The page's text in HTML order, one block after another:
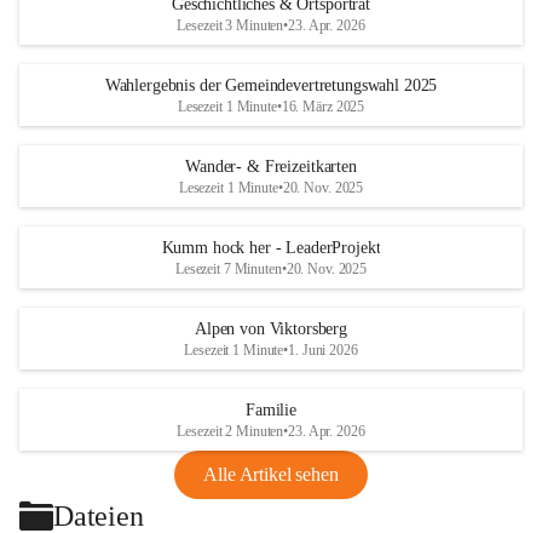
Geschichtliches & Ortsporträt
Lesezeit 3 Minuten•23. Apr. 2026
Wahlergebnis der Gemeindevertretungswahl 2025
Lesezeit 1 Minute•16. März 2025
Wander- & Freizeitkarten
Lesezeit 1 Minute•20. Nov. 2025
Kumm hock her - LeaderProjekt
Lesezeit 7 Minuten•20. Nov. 2025
Alpen von Viktorsberg
Lesezeit 1 Minute•1. Juni 2026
Familie
Lesezeit 2 Minuten•23. Apr. 2026
Alle Artikel sehen
Dateien